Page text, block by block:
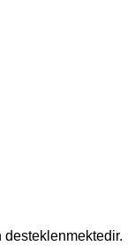
desteklenmektedir.